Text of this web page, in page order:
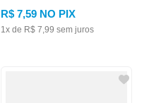
R$ 7,59 NO PIX
1x de R$ 7,99 sem juros